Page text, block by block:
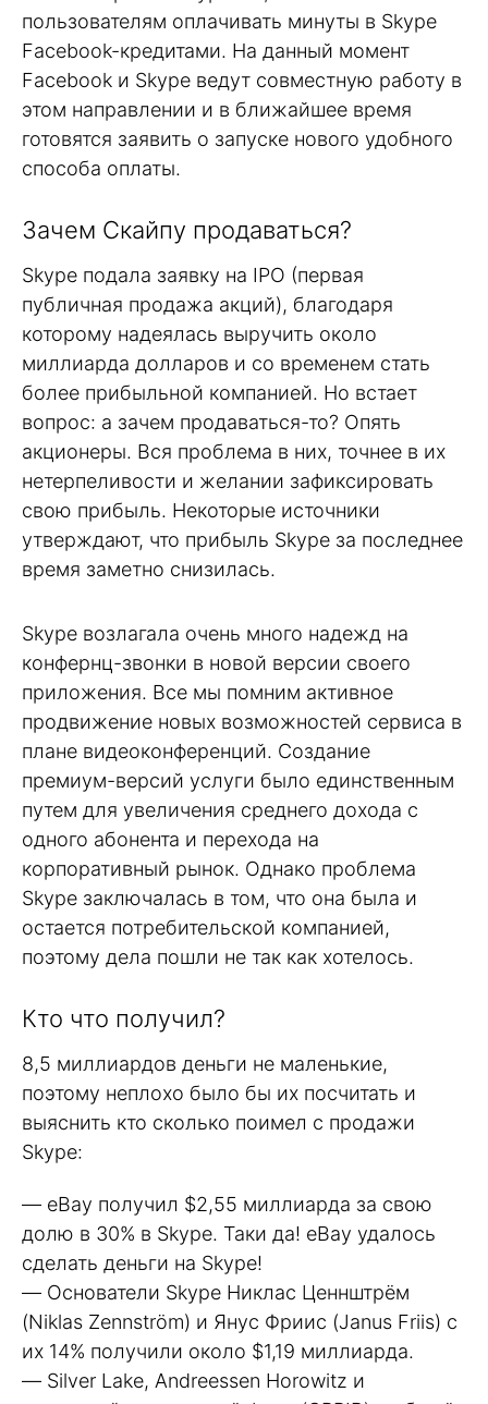
пользователям оплачивать минуты в Skype
Facebook-кредитами. На данный момент
Facebook и Skype ведут совместную работу в
этом направлении и в ближайшее время
готовятся заявить о запуске нового удобного
способа оплаты.
Зачем Скайпу продаваться?
Skype подала заявку на IPO (первая
публичная продажа акций), благодаря
которому надеялась выручить около
миллиарда долларов и со временем стать
более прибыльной компанией. Но встает
вопрос: а зачем продаваться-то? Опять
акционеры. Вся проблема в них, точнее в их
нетерпеливости и желании зафиксировать
свою прибыль. Некоторые источники
утверждают, что прибыль Skype за последнее
время заметно снизилась.
Skype возлагала очень много надежд на
конфернц-звонки в новой версии своего
приложения. Все мы помним активное
продвижение новых возможностей сервиса в
плане видеоконференций. Создание
премиум-версий услуги было единственным
путем для увеличения среднего дохода с
одного абонента и перехода на
корпоративный рынок. Однако проблема
Skype заключалась в том, что она была и
остается потребительской компанией,
поэтому дела пошли не так как хотелось.
Кто что получил?
8,5 миллиардов деньги не маленькие,
поэтому неплохо было бы их посчитать и
выяснить кто сколько поимел с продажи
Skype:
— eBay получил $2,55 миллиарда за свою
долю в 30% в Skype. Таки да! eBay удалось
сделать деньги на Skype!
— Основатели Skype Никлас Ценнштрём
(Niklas Zennström) и Янус Фриис (Janus Friis) с
их 14% получили около $1,19 миллиарда.
— Silver Lake, Andreessen Horowitz и